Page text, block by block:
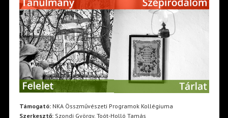
Támogató:NKA Összművészeti Programok Kollégiuma
Szerkesztő:Szondi György, Toót-Holló Tamás